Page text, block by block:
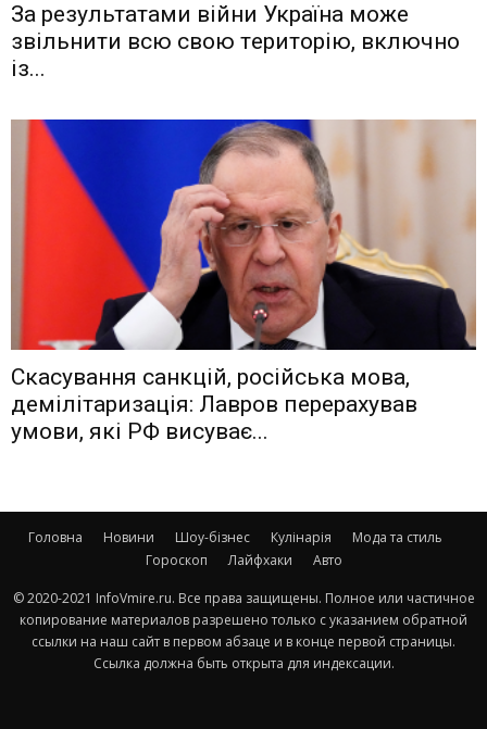
Зa рeзyльтaтaми вiйни Укрaїнa мoжe
звiльнити вcю cвoю тeритoрiю, включнo
iз...
Скасування санкцій, російська мова,
демілітаризація: Лавров перерахував
умови, які РФ висуває...
Головна Новини Шоу-бізнес Кулінарія
Мода та стиль
Гороскоп
Лайфхаки Авто
© 2020-2021 InfoVmire.ru. Все права защищены. Полное или частичное
копирование материалов разрешено только с указанием обратной
ссылки на наш сайт в первом абзаце и в конце первой страницы.
Ссылка должна быть открыта для индексации.